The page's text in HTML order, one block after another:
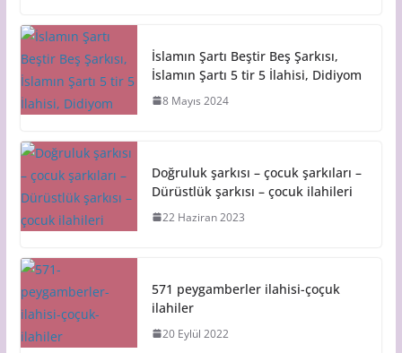
İslamın Şartı Beştir Beş Şarkısı,
İslamın Şartı 5 tir 5 İlahisi, Didiyom
8 Mayıs 2024
Doğruluk şarkısı – çocuk şarkıları –
Dürüstlük şarkısı – çocuk ilahileri
22 Haziran 2023
571 peygamberler ilahisi-çoçuk
ilahiler
20 Eylül 2022